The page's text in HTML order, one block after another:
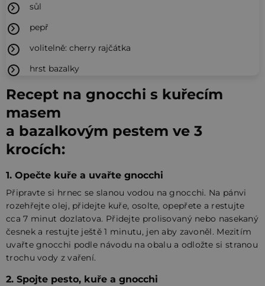
sůl
pepř
volitelně: cherry rajčátka
hrst bazalky
Recept na gnocchi s kuřecím
masem
a bazalkovým pestem ve 3
krocích:
1. Opečte kuře a uvařte gnocchi
Připravte si hrnec se slanou vodou na gnocchi. Na pánvi
rozehřejte olej, přidejte kuře, osolte, opepřete a restujte
cca 7 minut dozlatova. Přidejte prolisovaný nebo nasekaný
česnek a restujte ještě 1 minutu, jen aby zavoněl. Mezitím
uvařte gnocchi podle návodu na obalu a odložte si stranou
trochu vody z vaření.
2. Spojte pesto, kuře a gnocchi